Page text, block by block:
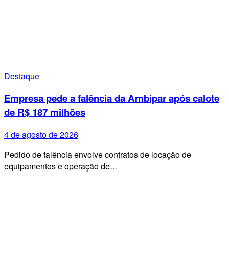
Destaque
Empresa pede a falência da Ambipar após calote
de R$ 187 milhões
4 de agosto de 2026
Pedido de falência envolve contratos de locação de
equipamentos e operação de…